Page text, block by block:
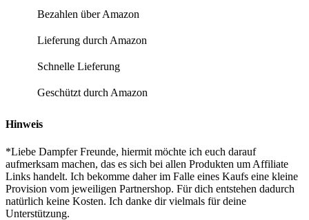
Bezahlen über Amazon
Lieferung durch Amazon
Schnelle Lieferung
Geschützt durch Amazon
Hinweis
*Liebe Dampfer Freunde, hiermit möchte ich euch darauf
aufmerksam machen, das es sich bei allen Produkten um Affiliate
Links handelt. Ich bekomme daher im Falle eines Kaufs eine kleine
Provision vom jeweiligen Partnershop. Für dich entstehen dadurch
natürlich keine Kosten. Ich danke dir vielmals für deine
Unterstützung.